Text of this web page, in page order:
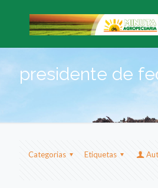
presidente de
Categorias Etiquetas